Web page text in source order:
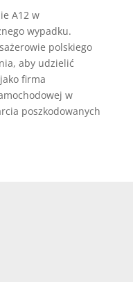
A12 w
wypadku.
polskiego
aby udzielić
firma
w
poszkodowanych